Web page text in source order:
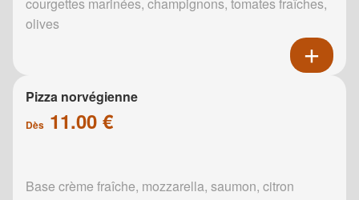
olives
Pizza norvégienne
Dès 11.00 €
Base crème fraîche, mozzarella, saumon, citron